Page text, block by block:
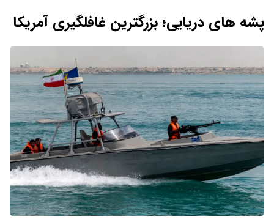
پشه های دریایی؛ بزرگترین غافلگیری آمریکا